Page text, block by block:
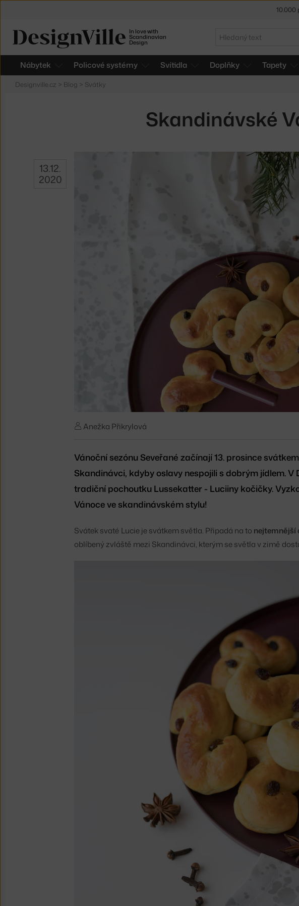
In love with
Scandinavian
Design
Hledat
Nábytek Policové systémy Svítidla Doplňky Tapety
Designville.cz > Blog > Svátky
Skandinávské
13.12.
2020
Anežka Přikrylová
Vánoční sezónu Seveřané začínají 13. prosince
Skandinávci, kdyby oslavy nespojili s dobrým jídlem. V
tradiční pochoutku Lussekatter - Luciiny kočičky.
Vánoce ve skandinávském stylu!
Svátek svaté Lucie je svátkem světla. Připadá na to nejtemnější
oblíbený zvláště mezi Skandinávci, kterým se světla v zimě